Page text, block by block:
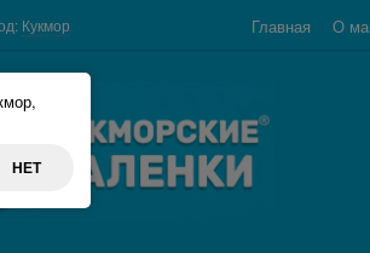
НЕТ
Кукмор Главная О